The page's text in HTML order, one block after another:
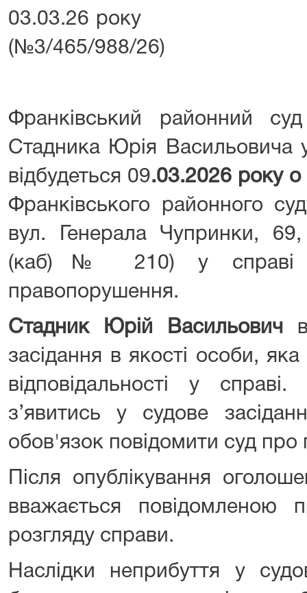
03.03.26 року
(№3/465/988/26)
Франківський районний
Стадника Юрія Васильовича
відбудеться 09.03.2026 року о
Франківського районного
вул. Генерала Чупринки,
(каб)№ 210) у справі
правопорушення.
Стадник Юрій Васильович
засідання в якості особи,
відповідальності у
з’явитись у судове
обов'язок повідомити суд про
Після опублікування
вважається повідомленою
розгляду справи.
Наслідки неприбуття у